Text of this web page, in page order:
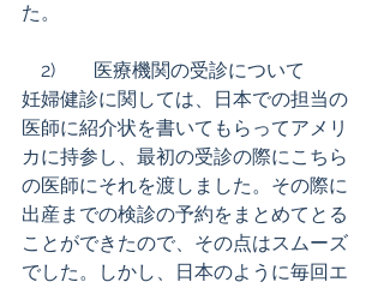
た。
2)        医療機関の受診について
妊婦健診に関しては、日本での担当の
医師に紹介状を書いてもらってアメリ
カに持参し、最初の受診の際にこちら
の医師にそれを渡しました。その際に
出産までの検診の予約をまとめてとる
ことができたので、その点はスムーズ
でした。しかし、日本のように毎回エ